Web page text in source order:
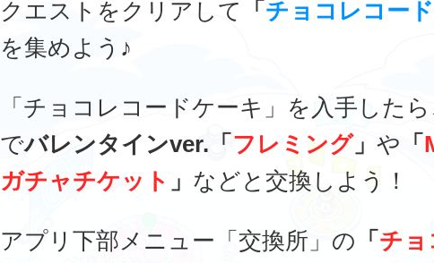
クエストをクリアして 「 チョコレコー
を集めよう♪
「チョコレコードケーキ」を入手した
でバレンタインver.「 フレミング」 や 「
ガチャチケット 」 などと交換しよう！
アプリ下部メニュー「交換所」の 「 チョ